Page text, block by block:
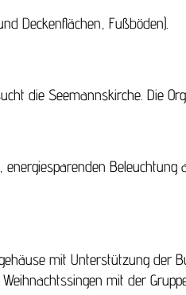
Deckenflächen, Fußböden).
die Seemannskirche. Die
mit Unterstützung der
mit der